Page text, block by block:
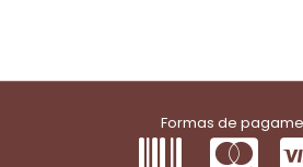
Formas de